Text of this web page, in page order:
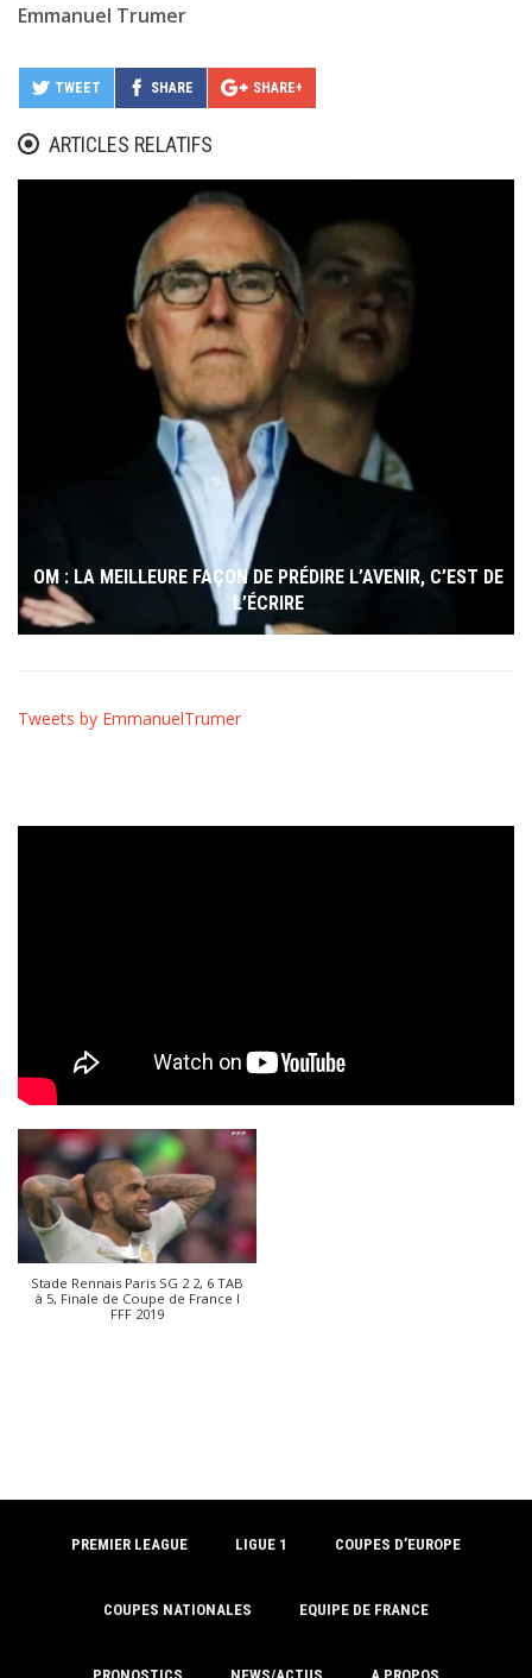
Emmanuel Trumer
TWEET SHARE SHARE+
ARTICLES RELATIFS
OM : LA MEILLEURE FAÇON DE PRÉDIRE L’AVENIR, C’EST DE
L’ÉCRIRE
Tweets by EmmanuelTrumer
Stade Rennais Paris SG 2 2, 6 TAB
à 5, Finale de Coupe de France I
FFF 2019
PREMIER LEAGUE LIGUE 1 COUPES D’EUROPE
COUPES NATIONALES EQUIPE DE FRANCE